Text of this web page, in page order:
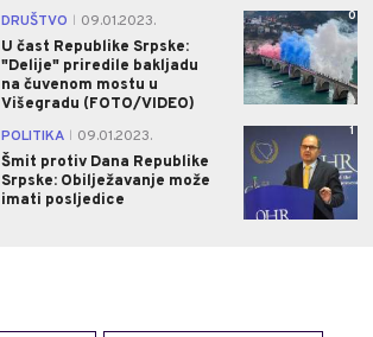
DRUŠTVO
09.01.2023.
U čast Republike Srpske:
"Delije" priredile bakljadu
na čuvenom mostu u
Višegradu (FOTO/VIDEO)
0
POLITIKA
09.01.2023.
Šmit protiv Dana Republike
Srpske: Obilježavanje može
imati posljedice
1